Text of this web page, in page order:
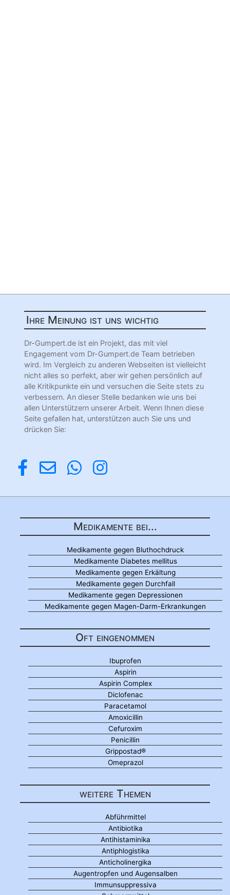
Ihre Meinung ist uns wichtig
Dr-Gumpert.de ist ein Projekt, das mit viel
Engagement vom Dr-Gumpert.de Team betrieben
wird. Im Vergleich zu anderen Webseiten ist vielleicht
nicht alles so perfekt, aber wir gehen persönlich auf
alle Kritikpunkte ein und versuchen die Seite stets zu
verbessern. An dieser Stelle bedanken wie uns bei
allen Unterstützern unserer Arbeit. Wenn Ihnen diese
Seite gefallen hat, unterstützen auch Sie uns und
drücken Sie:
Medikamente bei...
Medikamente gegen Bluthochdruck
Medikamente Diabetes mellitus
Medikamente gegen Erkältung
Medikamente gegen Durchfall
Medikamente gegen Depressionen
Medikamente gegen Magen-Darm-Erkrankungen
Oft eingenommen
Ibuprofen
Aspirin
Aspirin Complex
Diclofenac
Paracetamol
Amoxicillin
Cefuroxim
Penicillin
Grippostad®
Omeprazol
weitere Themen
Abführmittel
Antibiotika
Antihistaminika
Antiphlogistika
Anticholinergika
Augentropfen und Augensalben
Immunsuppressiva